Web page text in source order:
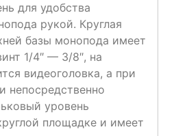
для удобства
рукой. Круглая
базы монопода имеет
1/4″ — 3/8″, на
видеоголовка, а при
непосредственно
уровень
площадке и имеет